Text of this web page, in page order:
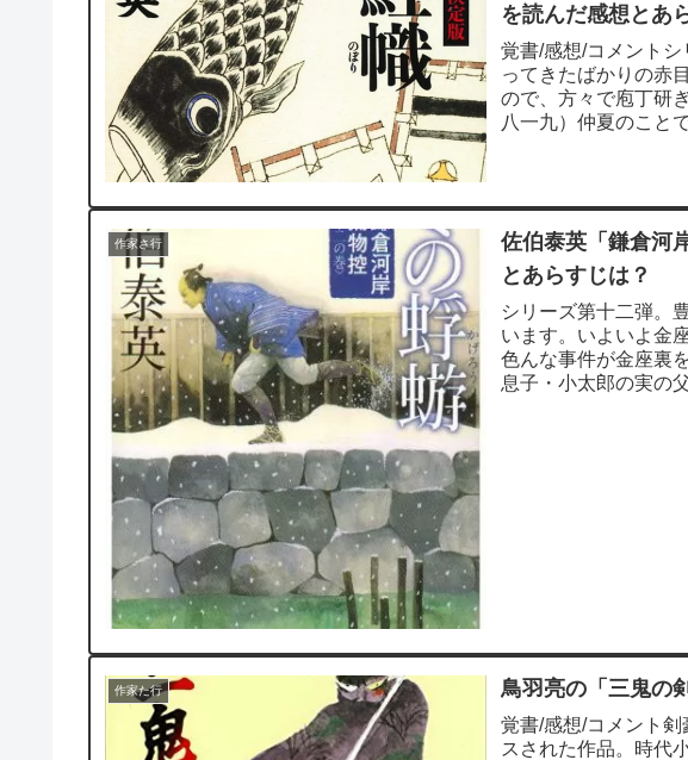
を読んだ感想とあ
覚書/感想/コメント
ってきたばかりの赤
ので、方々で庖丁研
八一九）仲夏のこと
作家さ行
佐伯泰英「鎌倉河
とあらすじは？
シリーズ第十二弾。
います。いよいよ金
色んな事件が金座裏
息子・小太郎の実の
作家た行 鳥羽亮の「三鬼の
覚書/感想/コメント
スされた作品。時代